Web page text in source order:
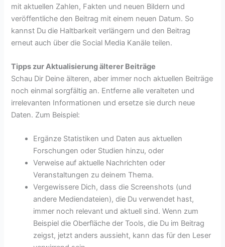
mit aktuellen Zahlen, Fakten und neuen Bildern und
veröffentliche den Beitrag mit einem neuen Datum. So
kannst Du die Haltbarkeit verlängern und den Beitrag
erneut auch über die Social Media Kanäle teilen.
Tipps zur Aktualisierung älterer Beiträge
Schau Dir Deine älteren, aber immer noch aktuellen Beiträge
noch einmal sorgfältig an. Entferne alle veralteten und
irrelevanten Informationen und ersetze sie durch neue
Daten. Zum Beispiel:
Ergänze Statistiken und Daten aus aktuellen
Forschungen oder Studien hinzu, oder
Verweise auf aktuelle Nachrichten oder
Veranstaltungen zu deinem Thema.
Vergewissere Dich, dass die Screenshots (und
andere Mediendateien), die Du verwendet hast,
immer noch relevant und aktuell sind. Wenn zum
Beispiel die Oberfläche der Tools, die Du im Beitrag
zeigst, jetzt anders aussieht, kann das für den Leser